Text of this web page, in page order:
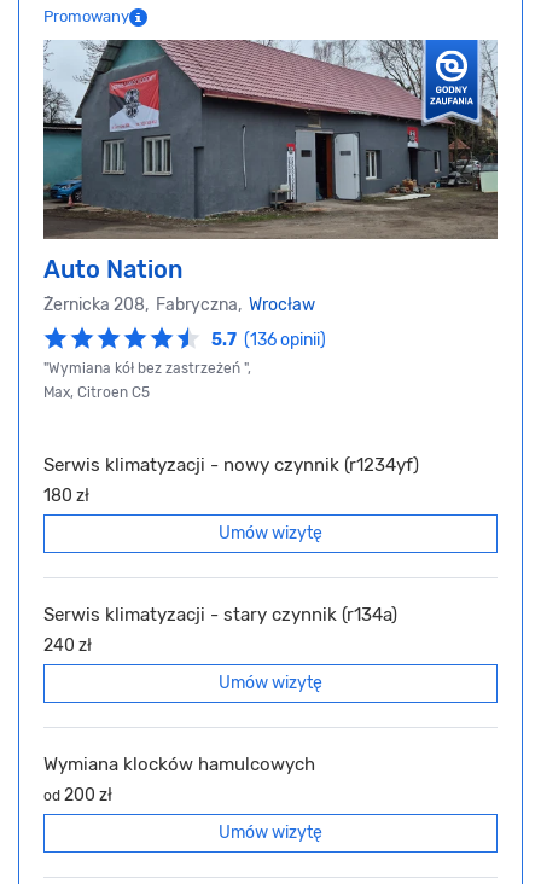
Promowany
Auto Nation
Żernicka 208, Fabryczna, Wrocław
5.7 (136 opinii)
"Wymiana kół bez zastrzeżeń ",
Max, Citroen C5
Serwis klimatyzacji - nowy czynnik (r1234yf)
180 zł
Umów wizytę
Serwis klimatyzacji - stary czynnik (r134a)
240 zł
Umów wizytę
Wymiana klocków hamulcowych
od 200 zł
Umów wizytę